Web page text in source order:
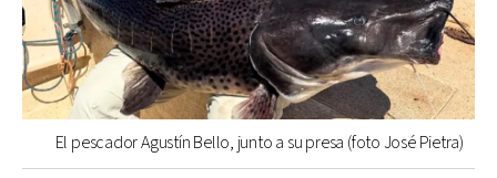
El pescador Agustín Bello, junto a su presa (foto José Pietra)